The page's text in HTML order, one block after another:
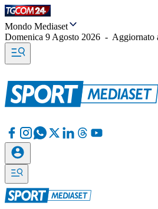
Mondo Mediaset
Domenica 9 Agosto 2026 - Aggiornato